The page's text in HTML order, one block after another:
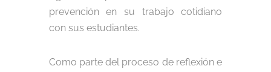
prevención en su trabajo cotidiano
con sus estudiantes.
Como parte del proceso de reflexión e